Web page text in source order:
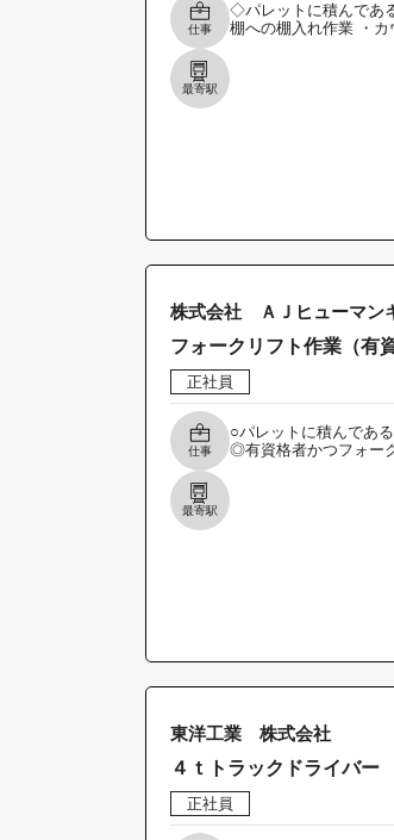
仕事
◇パレットに積んであ
棚への棚入れ作業 ・
最寄駅
株式会社 ＡＪヒューマン
フォークリフト作業（有
正社員
仕事
○パレットに積んであ
◎有資格者かつフォー
最寄駅
東洋工業 株式会社
４ｔトラックドライバー
正社員